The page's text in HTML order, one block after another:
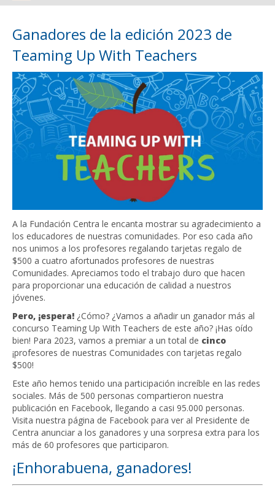
Ganadores de la edición 2023 de
Teaming Up With Teachers
A la Fundación Centra le encanta mostrar su agradecimiento a
los educadores de nuestras comunidades. Por eso cada año
nos unimos a los profesores regalando tarjetas regalo de
$500 a cuatro afortunados profesores de nuestras
Comunidades. Apreciamos todo el trabajo duro que hacen
para proporcionar una educación de calidad a nuestros
jóvenes.
Pero, ¡espera! ¿Cómo? ¿Vamos a añadir un ganador más al
concurso Teaming Up With Teachers de este año? ¡Has oído
bien! Para 2023, vamos a premiar a un total de cinco
¡profesores de nuestras Comunidades con tarjetas regalo
$500!
Este año hemos tenido una participación increíble en las redes
sociales. Más de 500 personas compartieron nuestra
publicación en Facebook, llegando a casi 95.000 personas.
Visita nuestra página de Facebook para ver al Presidente de
Centra anunciar a los ganadores y una sorpresa extra para los
más de 60 profesores que participaron.
¡Enhorabuena, ganadores!